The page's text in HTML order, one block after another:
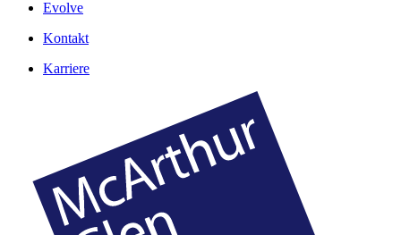
Evolve
Kontakt
Karriere